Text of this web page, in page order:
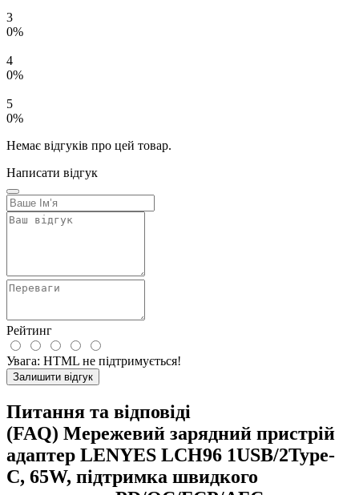
3
0%
4
0%
5
0%
Немає відгуків про цей товар.
Написати відгук
Рейтинг
Увага: HTML не підтримується!
Залишити відгук
Питання та відповіді
(FAQ) Мережевий зарядний пристрій
адаптер LENYES LCH96 1USB/2Type-
C, 65W, підтримка швидкого